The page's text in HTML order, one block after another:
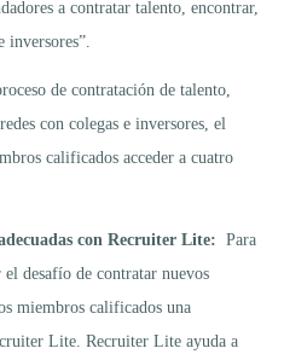
a contratar talento, encontrar,
inversores”.
de contratación de talento,
con colegas e inversores, el
calificados acceder a cuatro
con Recruiter Lite: Para
desafío de contratar nuevos
miembros calificados una
Lite. Recruiter Lite ayuda a